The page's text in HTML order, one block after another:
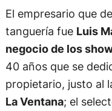
El empresario que
tanguería fue Luis
negocio de los
40 años que se
propietario, justo al
La Ventana; el